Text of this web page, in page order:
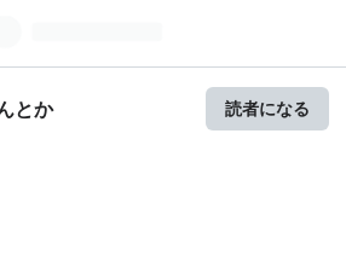
とか 読者になる